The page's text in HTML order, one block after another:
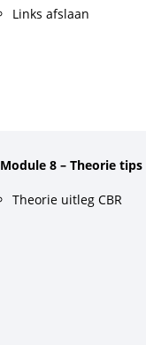
Links afslaan
Module 8 – Theorie tips
Theorie uitleg CBR